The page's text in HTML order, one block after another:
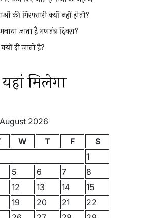
की गिरफ्तारी क्यों नहीं होती?
जाता है गणतंत्र दिवस?
दी जाती है?
यहां मिलेगा
August 2026
W T F
S
1
5 6 7
8
12 13 14
15
19 20 21
22